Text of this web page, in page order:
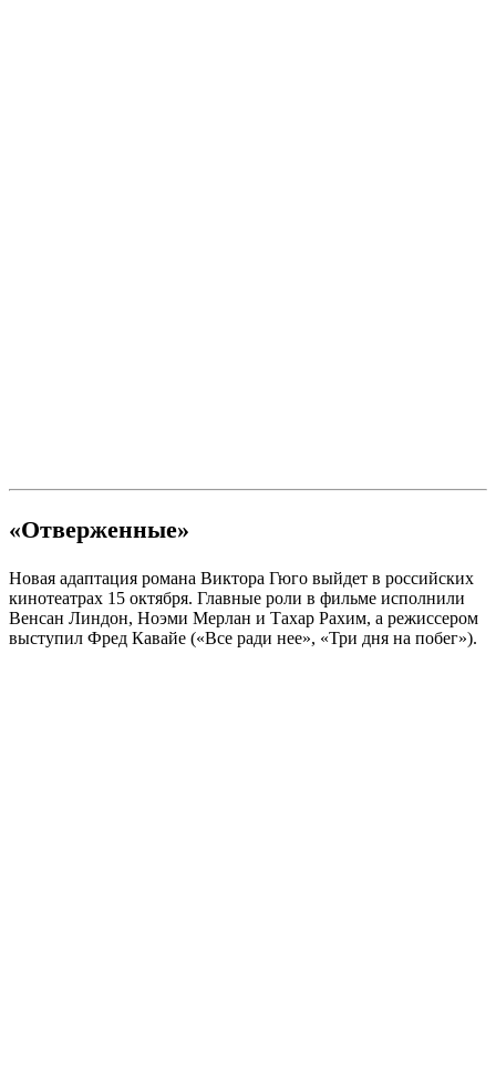
«Отверженные»
Новая адаптация романа Виктора Гюго выйдет в российских
кинотеатрах 15 октября. Главные роли в фильме исполнили
Венсан Линдон, Ноэми Мерлан и Тахар Рахим, а режиссером
выступил Фред Кавайе («Все ради нее», «Три дня на побег»).